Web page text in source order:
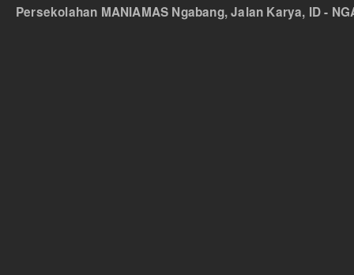
Persekolahan MANIAMAS Ngabang, Jalan Karya, ID -